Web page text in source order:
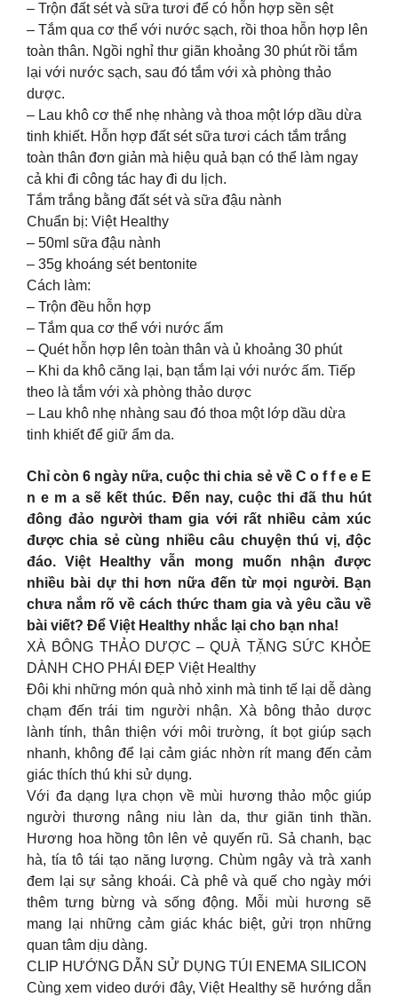
– Trộn đất sét và sữa tươi để có hỗn hợp sền sệt
– Tắm qua cơ thể với nước sạch, rồi thoa hỗn hợp lên
toàn thân. Ngồi nghỉ thư giãn khoảng 30 phút rồi tắm
lại với nước sạch, sau đó tắm với xà phòng thảo
dược.
– Lau khô cơ thể nhẹ nhàng và thoa một lớp dầu dừa
tinh khiết. Hỗn hợp đất sét sữa tươi cách tắm trắng
toàn thân đơn giản mà hiệu quả bạn có thể làm ngay
cả khi đi công tác hay đi du lịch.
Tắm trắng bằng đất sét và sữa đậu nành
Chuẩn bị: Việt Healthy
– 50ml sữa đậu nành
– 35g khoáng sét bentonite
Cách làm:
– Trộn đều hỗn hợp
– Tắm qua cơ thể với nước ấm
– Quét hỗn hợp lên toàn thân và ủ khoảng 30 phút
– Khi da khô căng lại, bạn tắm lại với nước ấm. Tiếp
theo là tắm với xà phòng thảo dược
– Lau khô nhẹ nhàng sau đó thoa một lớp dầu dừa
tinh khiết để giữ ẩm da.
Chỉ còn 6 ngày nữa, cuộc thi chia sẻ về C o f f e e E
n e m a sẽ kết thúc. Đến nay, cuộc thi đã thu hút
đông đảo người tham gia với rất nhiều cảm xúc
được chia sẻ cùng nhiều câu chuyện thú vị, độc
đáo. Việt Healthy vẫn mong muốn nhận được
nhiều bài dự thi hơn nữa đến từ mọi người. Bạn
chưa nắm rõ về cách thức tham gia và yêu cầu về
bài viết? Để Việt Healthy nhắc lại cho bạn nha!
XÀ BÔNG THẢO DƯỢC – QUÀ TẶNG SỨC KHỎE
DÀNH CHO PHÁI ĐẸP Việt Healthy
Đôi khi những món quà nhỏ xinh mà tinh tế lại dễ dàng
chạm đến trái tim người nhận. Xà bông thảo dược
lành tính, thân thiện với môi trường, ít bọt giúp sạch
nhanh, không để lại cảm giác nhờn rít mang đến cảm
giác thích thú khi sử dụng.
Với đa dạng lựa chọn về mùi hương thảo mộc giúp
người thương nâng niu làn da, thư giãn tinh thần.
Hương hoa hồng tôn lên vẻ quyến rũ. Sả chanh, bạc
hà, tía tô tái tạo năng lượng. Chùm ngây và trà xanh
đem lại sự sảng khoái. Cà phê và quế cho ngày mới
thêm tưng bừng và sống động. Mỗi mùi hương sẽ
mang lại những cảm giác khác biệt, gửi trọn những
quan tâm dịu dàng.
CLIP HƯỚNG DẪN SỬ DỤNG TÚI ENEMA SILICON
Cùng xem video dưới đây, Việt Healthy sẽ hướng dẫn